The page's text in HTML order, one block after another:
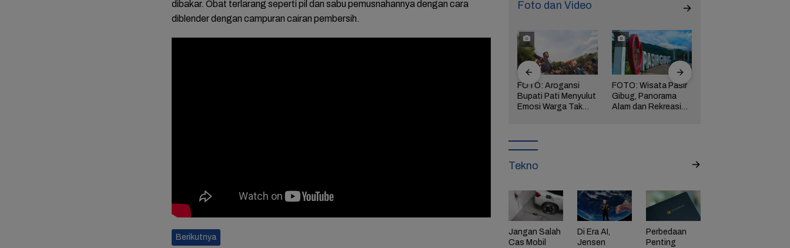
dibakar. Obat terlarang seperti pil dan sabu pemusnahannya dengan cara
diblender dengan campuran cairan pembersih.
Berikutnya
Foto dan Video
FOTO: Arogansi
Bupati Pati Menyulut
Emosi Warga Tak
Kekuasaan!
FOTO: Wisata Pasir
Gibug, Panorama
Alam dan Rekreasi
Tekno
Jangan Salah
Cas Mobil
Di Era AI,
Jensen
Perbedaan
Penting